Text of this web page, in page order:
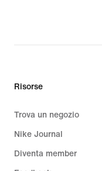
Risorse
Trova un negozio
Nike Journal
Diventa member